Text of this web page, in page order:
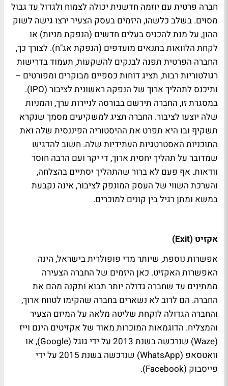
חברה פרטית עם יוזמה חדשנית יכולה לצמוח ולגדול עד גבול
מסוים. בשלב כלשהו, היזמים בעסק הצעיר ירצו גישה לשוק
ההון, על מנת להכניס בעלים חדשים (הנפקת מניות) או
לקחת הלוואות בתנאים מועדפים (הנפקת אג"ח). לצורך כך,
החברה הפרטית תפנה לבנקים להשקעות, תעמוד בדרישות
רגולטוריות רבות, תציג דוחות כספיים מבוקרים ומפורטים –
ותיכנס לתהליך ארוך של הנפקה ראשונית לציבור (IPO).
במסגרת זו, החברה תירשם בבורסה לניירות ערך, והמניות
שלה יוצעו לציבור. החברה תציג למשקיעים מסמך שנקרא
תשקיף ובו היא תפרט את ההיסטוריה הפיננסית שלה ואת
התוכניות האסטרטגיות העתידיות שלה. חשוב להדגיש
שמדובר על תהליך יחסית ארוך, די יקר ועם הרבה חוסר
וודאות. אף פעם לא ברור שהתהליך יסתיים בהצלחה,
והערכת השווי של העסק המונפק לציבור, אינה נקבעת
במשא ומתן רגיל בין קונים למוכרים.
אקזיט (Exit)
אפשרות נוספת, שיותר מדי פופולרית בישראל, הינה
האפשרות האקזיט. כאן היזמים של החברה הצעירה
ממתינים עד שחברה גדולה יותר תבוא ותקנה מהם את
החברה. הם לרוב לא נשארים בחברה שהקימו לטווח ארוך,
והחברה הגדולה לוקחת שליטה מלאה על המיזם הצעיר
והמצליח. הדוגמאות המוכרות מאוד של אקזיטים הינם וייז
(Waze) שנרכשה בשנת 2013 על ידי גוגל (Google), או
וואטסאפ (WhatsApp) שנרכשה בשנת 2015 על ידי
פייסבוק (Facebook).